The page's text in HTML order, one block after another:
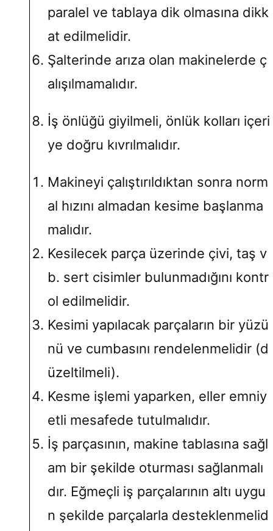
paralel ve tablaya dik olmasına dikk
at edilmelidir.
Şalterinde arıza olan makinelerde ç
alışılmamalıdır.
İş önlüğü giyilmeli, önlük kolları içeri
ye doğru kıvrılmalıdır.
Makineyi çalıştırıldıktan sonra norm
al hızını almadan kesime başlanma
malıdır.
Kesilecek parça üzerinde çivi, taş v
b. sert cisimler bulunmadığını kontr
ol edilmelidir.
Kesimi yapılacak parçaların bir yüzü
nü ve cumbasını rendelenmelidir (d
üzeltilmeli).
Kesme işlemi yaparken, eller emniy
etli mesafede tutulmalıdır.
İş parçasının, makine tablasına sağl
am bir şekilde oturması sağlanmalı
dır. Eğmeçli iş parçalarının altı uygu
n şekilde parçalarla desteklenmelid